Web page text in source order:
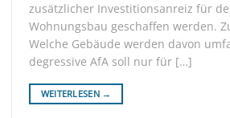
zusätzlicher Investitionsanreiz für
Wohnungsbau geschaffen werden.
Welche Gebäude werden davon
degressive AfA soll nur für […]
WEITERLESEN →